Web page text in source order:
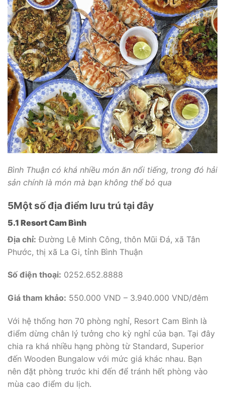
Bình Thuận có khá nhiều món ăn nổi tiếng, trong đó hải
sản chính là món mà bạn không thể bỏ qua
5Một số địa điểm lưu trú tại đây
5.1 Resort Cam Bình
Địa chỉ: Đường Lê Minh Công, thôn Mũi Đá, xã Tân
Phước, thị xã La Gi, tỉnh Bình Thuận
Số điện thoại: 0252.652.8888
Giá tham khảo: 550.000 VND – 3.940.000 VND/đêm
Với hệ thống hơn 70 phòng nghỉ, Resort Cam Bình là
điểm dừng chân lý tưởng cho kỳ nghỉ của bạn. Tại đây
chia ra khá nhiều hạng phòng từ Standard, Superior
đến Wooden Bungalow với mức giá khác nhau. Bạn
nên đặt phòng trước khi đến để tránh hết phòng vào
mùa cao điểm du lịch.